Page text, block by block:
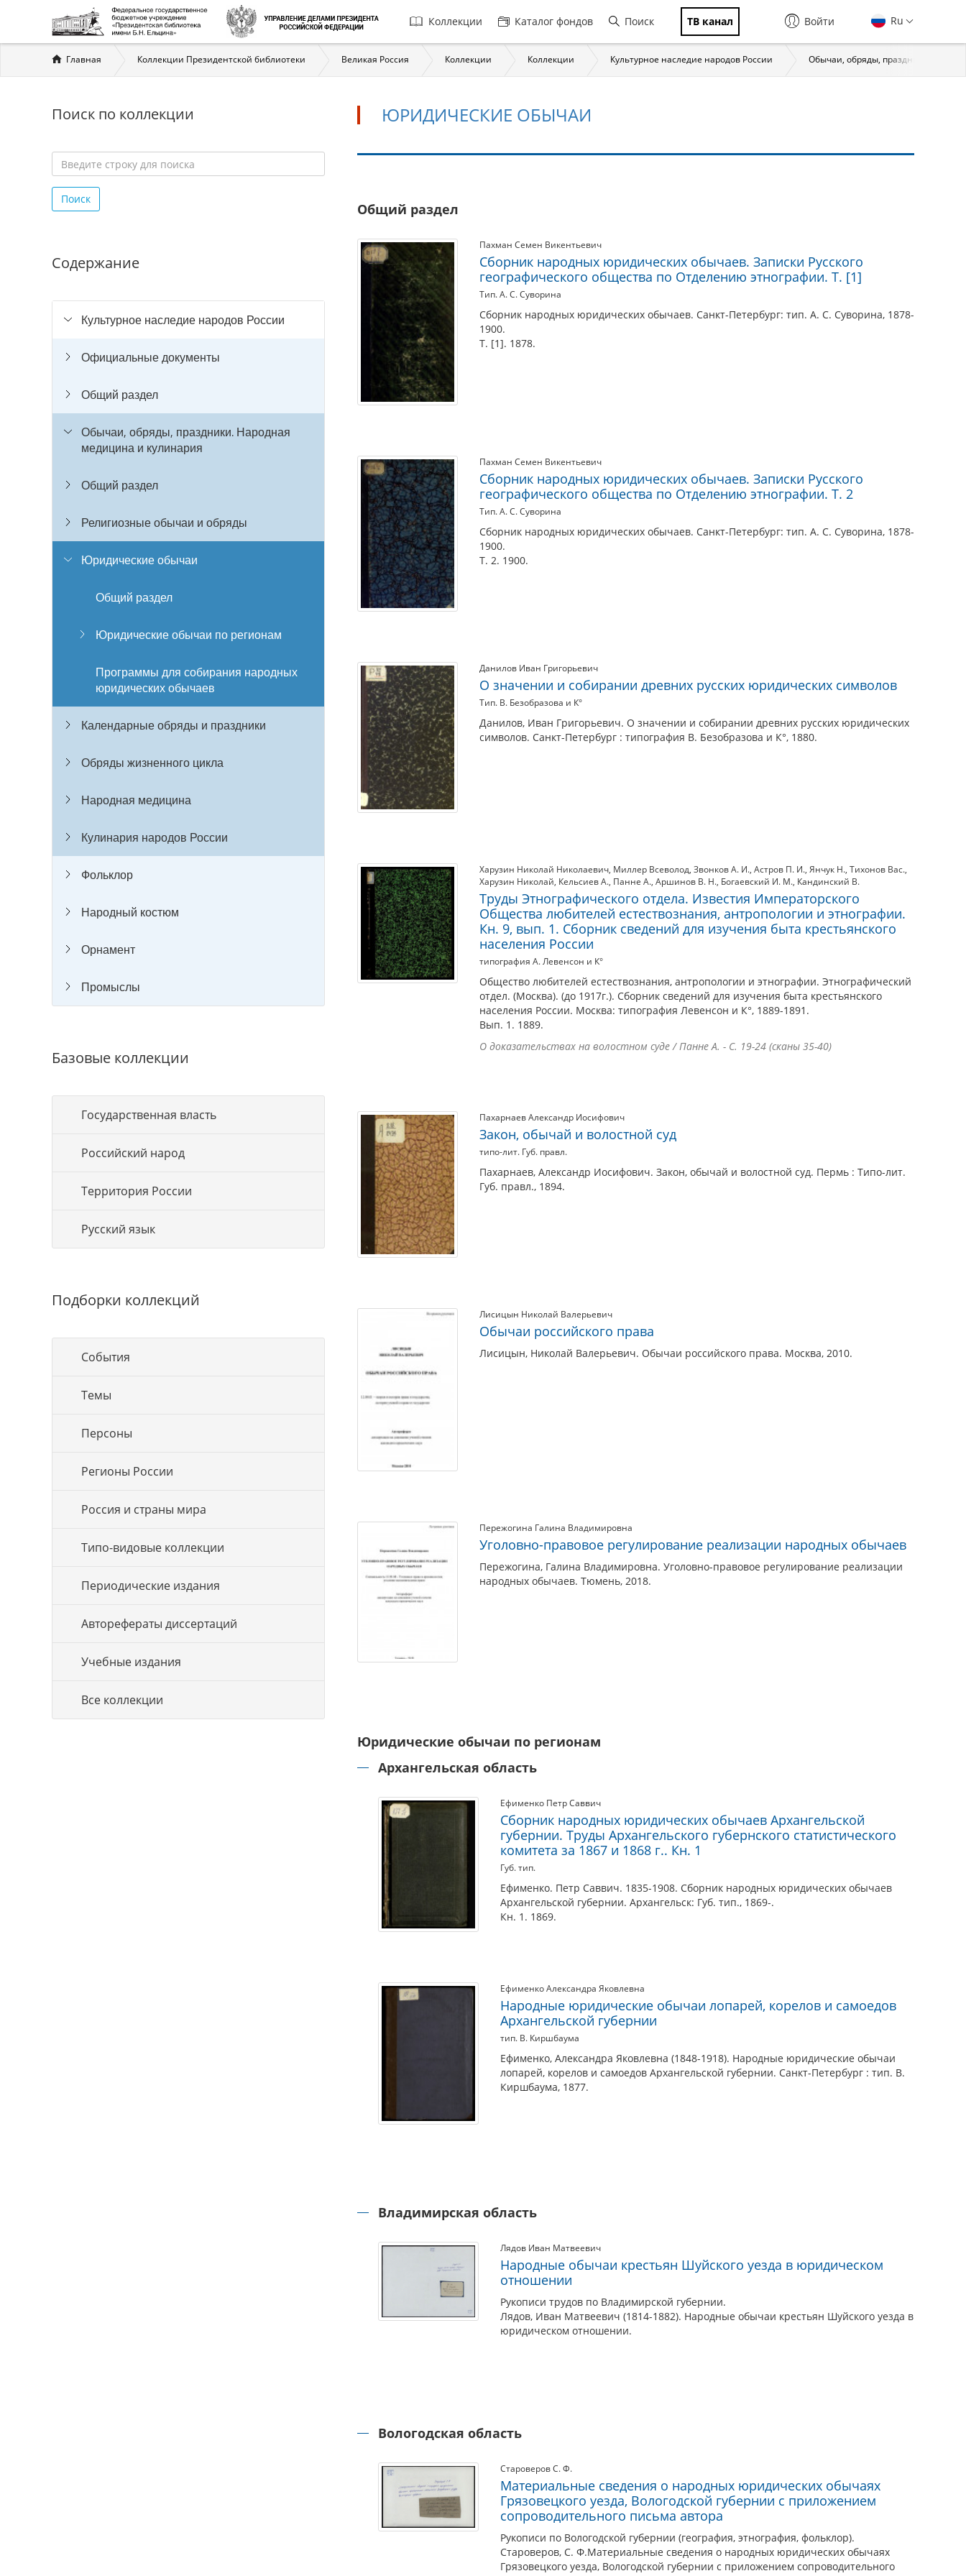
Главная
навигация
Коллекции Каталог фондов Поиск ТВ канал Ru
Войти
Вы
здесь
Главная Коллекции Президентской библиотеки Великая Россия Коллекции Коллекции Культурное наследие народов России Обычаи, обряды, праздники.
Поиск по коллекции
строку
для
Поиск
Содержание
Культурное наследие народов России
Официальные документы
Общий раздел
Обычаи, обряды, праздники. Народная
медицина и кулинария
Общий раздел
Религиозные обычаи и обряды
Юридические обычаи
Общий раздел
Юридические обычаи по регионам
Программы для собирания народных
юридических обычаев
Календарные обряды и праздники
Обряды жизненного цикла
Народная медицина
Кулинария народов России
Фольклор
Народный костюм
Орнамент
Промыслы
Базовые коллекции
Государственная власть
Российский народ
Территория России
Русский язык
Подборки коллекций
События
Темы
Персоны
Регионы России
Россия и страны мира
Типо-видовые коллекции
Периодические издания
Авторефераты диссертаций
Учебные издания
Все коллекции
ЮРИДИЧЕСКИЕ ОБЫЧАИ
обычаи
Общий раздел
Пахман Семен Викентьевич
Сборник народных юридических обычаев. Записки Русского
географического общества по Отделению этнографии. Т. [1]
Тип. А. С. Суворина
Сборник народных юридических обычаев. Санкт-Петербург: тип. А. С. Суворина, 1878-
1900.
Т. [1]. 1878.
Пахман Семен Викентьевич
Сборник народных юридических обычаев. Записки Русского
географического общества по Отделению этнографии. Т. 2
Тип. А. С. Суворина
Сборник народных юридических обычаев. Санкт-Петербург: тип. А. С. Суворина, 1878-
1900.
Т. 2. 1900.
Данилов Иван Григорьевич
О значении и собирании древних русских юридических символов
Тип. В. Безобразова и К°
Данилов, Иван Григорьевич. О значении и собирании древних русских юридических
символов. Санкт-Петербург : типография В. Безобразова и К°, 1880.
Харузин Николай Николаевич, Миллер Всеволод, Звонков А. И., Астров П. И., Янчук Н., Тихонов Вас.,
Харузин Николай, Кельсиев А., Панне А., Аршинов В. Н., Богаевский И. М., Кандинский В.
Труды Этнографического отдела. Известия Императорского
Общества любителей естествознания, антропологии и этнографии.
Кн. 9, вып. 1. Сборник сведений для изучения быта крестьянского
населения России
типография А. Левенсон и К°
Общество любителей естествознания, антропологии и этнографии. Этнографический
отдел. (Москва). (до 1917г.). Сборник сведений для изучения быта крестьянского
населения России. Москва: типография Левенсон и К°, 1889-1891.
Вып. 1. 1889.
О доказательствах на волостном суде / Панне А. - С. 19-24 (сканы 35-40)
Пахарнаев Александр Иосифович
Закон, обычай и волостной суд
типо-лит. Губ. правл.
Пахарнаев, Александр Иосифович. Закон, обычай и волостной суд. Пермь : Типо-лит.
Губ. правл., 1894.
Лисицын Николай Валерьевич
Обычаи российского права
Лисицын, Николай Валерьевич. Обычаи российского права. Москва, 2010.
Пережогина Галина Владимировна
Уголовно-правовое регулирование реализации народных обычаев
Пережогина, Галина Владимировна. Уголовно-правовое регулирование реализации
народных обычаев. Тюмень, 2018.
Юридические обычаи по регионам
Архангельская область
Ефименко Петр Саввич
Сборник народных юридических обычаев Архангельской
губернии. Труды Архангельского губернского статистического
комитета за 1867 и 1868 г.. Кн. 1
Губ. тип.
Ефименко. Петр Саввич. 1835-1908. Сборник народных юридических обычаев
Архангельской губернии. Архангельск: Губ. тип., 1869-.
Кн. 1. 1869.
Ефименко Александра Яковлевна
Народные юридические обычаи лопарей, корелов и самоедов
Архангельской губернии
тип. В. Киршбаума
Ефименко, Александра Яковлевна (1848-1918). Народные юридические обычаи
лопарей, корелов и самоедов Архангельской губернии. Санкт-Петербург : тип. В.
Киршбаума, 1877.
Владимирская область
Лядов Иван Матвеевич
Народные обычаи крестьян Шуйского уезда в юридическом
отношении
Рукописи трудов по Владимирской губернии.
Лядов, Иван Матвеевич (1814-1882). Народные обычаи крестьян Шуйского уезда в
юридическом отношении.
Вологодская область
Староверов С. Ф.
Материальные сведения о народных юридических обычаях
Грязовецкого уезда, Вологодской губернии с приложением
сопроводительного письма автора
Рукописи по Вологодской губернии (география, этнография, фольклор).
Староверов, С. Ф.Материальные сведения о народных юридических обычаях
Грязовецкого уезда, Вологодской губернии с приложением сопроводительного